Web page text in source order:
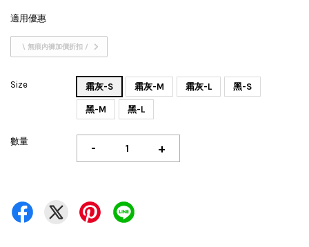
適用優惠
\ 無痕內褲加價折扣 /
Size 霜灰-S 霜灰-M 霜灰-L 黑-S
黑-M 黑-L
數量 - +